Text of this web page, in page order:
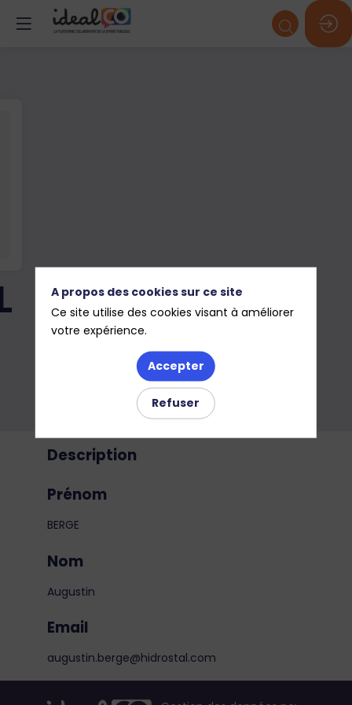
Description
Prénom
BERGE
Nom
Augustin
Email
augustin.berge@hidrostal.com
A propos des cookies sur ce site
Ce site utilise des cookies visant à améliorer
votre expérience.
Accepter
Refuser